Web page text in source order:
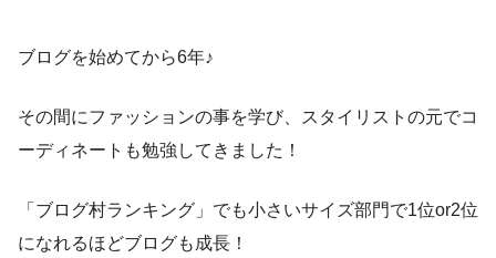
ブログを始めてから6年♪
その間にファッションの事を学び、スタイリストの元でコ
ーディネートも勉強してきました！
「ブログ村ランキング」でも小さいサイズ部門で1位or2位
になれるほどブログも成長！